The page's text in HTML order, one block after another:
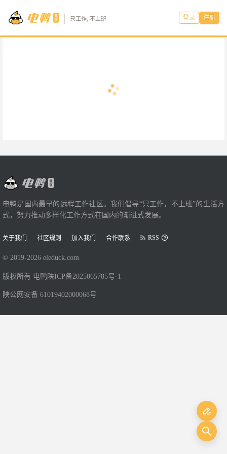
只工作, 不上班 登录 注册
电鸭是国内最早的远程工作社区。我们倡导“只工作，不上班”的生活方
式，努力推动多样化工作方式在国内的渐进式发展。
关于我们 社区规则 加入我们 合作联系 RSS
© 2019-2026 eleduck.com
版权所有 电鸭 陕ICP备2025065785号-1
陕公网安备 61019402000068号